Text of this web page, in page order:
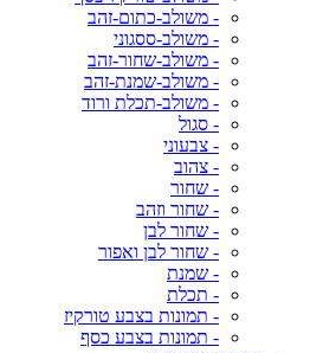
- משולב-כתום-זהב
- משולב-ססגוני
- משולב-שחור-זהב
- משולב-שמנת-זהב
- משולב-תכלת ורוד
- סגול
- צבעוני
- צהוב
- שחור
- שחור וזהב
- שחור לבן
- שחור לבן ואפור
- שמנת
- תכלת
- תמונות בצבע טורקיז
- תמונות בצבע כסף